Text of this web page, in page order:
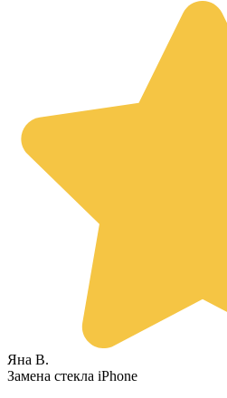
Яна В.
Замена стекла iPhone